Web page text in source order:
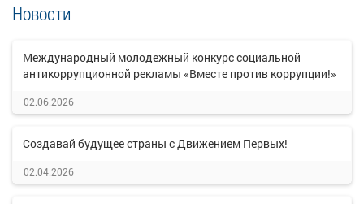
Новости
Международный молодежный конкурс социальной
антикоррупционной рекламы «Вместе против коррупции!»
02.06.2026
Создавай будущее страны с Движением Первых!
02.04.2026